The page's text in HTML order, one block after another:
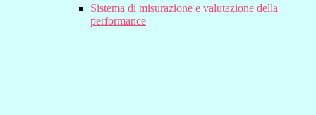
Sistema di misurazione e valutazione della
performance